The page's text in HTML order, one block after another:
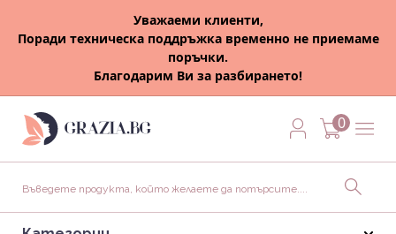
Уважаеми клиенти,
Поради техническа поддръжка временно не приемаме
поръчки.
Благодарим Ви за разбирането!
0